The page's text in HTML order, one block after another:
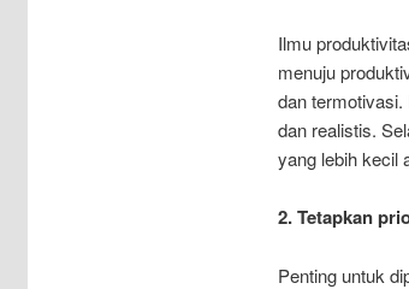
Ilmu
menuju
dan termotivasi.
dan realistis.
yang lebih kecil
2. Tetapkan
Penting untuk